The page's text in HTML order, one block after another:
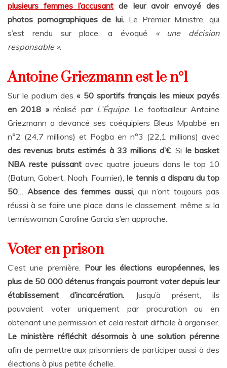
plusieurs femmes l’accusant de leur avoir envoyé des
photos pornographiques de lui. Le Premier Ministre, qui
s’est rendu sur place, a évoqué « une décision
responsable ».
Antoine Griezmann est le n°1
Sur le podium des« 50 sportifs français les mieux payés
en 2018 »réalisé par L’Équipe. Le footballeur Antoine
Griezmann a devancé ses coéquipiers Bleus Mpabbé en
n°2 (24,7 millions) et Pogba en n°3 (22,1 millions) avec
des revenus bruts estimés à 33 millions d’€. Si le basket
NBA reste puissantavec quatre joueurs dans le top 10
(Batum, Gobert, Noah, Fournier),le tennis a disparu du top
50… Absence des femmes aussi, qui n’ont toujours pas
réussi à se faire une place dans le classement, même si la
tenniswoman Caroline Garcia s’en approche.
Voter en prison
C’est une première. Pour les élections européennes, les
plus de 50 000 détenus français pourront voter depuis leur
établissement d’incarcération. Jusqu’à présent, ils
pouvaient voter uniquement par procuration ou en
obtenant une permission et cela restait difficile à organiser.
Le ministère réfléchit désormais à une solution pérenne
afin de permettre aux prisonniers de participer aussi à des
élections à plus petite échelle.